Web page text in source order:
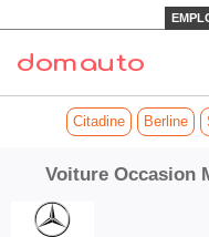
Citadine Berline
Voiture Occasion